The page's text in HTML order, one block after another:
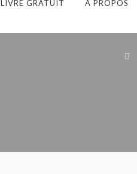
LIVRE GRATUIT À PROPOS